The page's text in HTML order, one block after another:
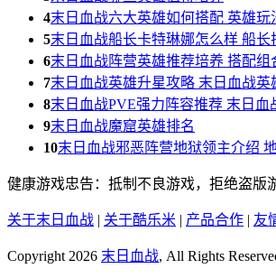
4末日血战六大英雄如何搭配 英雄玩
5末日血战船长卡特琳娜怎么样 船
6末日血战阵营英雄推荐培养 搭配组
7末日血战英雄升星攻略 末日血战英
8末日血战PVE强力阵容推荐 末日血
9末日血战魔窟英雄排名
10末日血战邪恶阵营地狱领主介绍
健康游戏忠告：抵制不良游戏，拒绝盗版
关于末日血战 | 关于酷乐米 | 产品合作 | 友
Copyright 2026 末日血战, All Rights